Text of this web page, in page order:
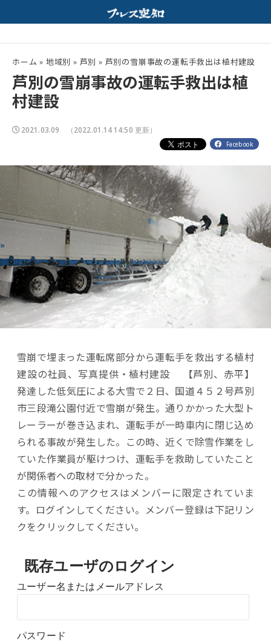
ホーム » 地域別 » 芦別 » 芦別の雪崩事故の運転手救出は植村建設
芦別の雪崩事故の運転手救出は植
村建設
2021.03.09 （2022.01.14 14:50 更新）
Facebook
雪崩で埋まった運転席部分から運転手を救出する植村
建設の社員、写真提供・植村建設 【芦別、赤平】
発達した低気圧による大雪で２日、国道４５２号芦別
市三段滝公園付近で雪崩が発生。通りかかった大型ト
レーラーが巻き込まれ、運転手が一時車内に閉じ込め
られる事故が発生した。この時、近くで除雪作業をし
ていた作業員が駆けつけ、運転手を救助していたこと
が関係者への取材で分かった。
この情報へのアクセスはメンバーに限定されていま
す。ログインしてください。メンバー登録は下記リン
クをクリックしてください。
既存ユーザのログイン
ユーザー名またはメールアドレス
パスワード